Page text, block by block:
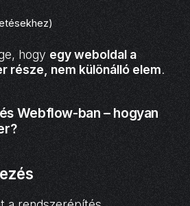
hogy egy weboldal a
része, nem különálló elem.
Webflow-ban – hogyan